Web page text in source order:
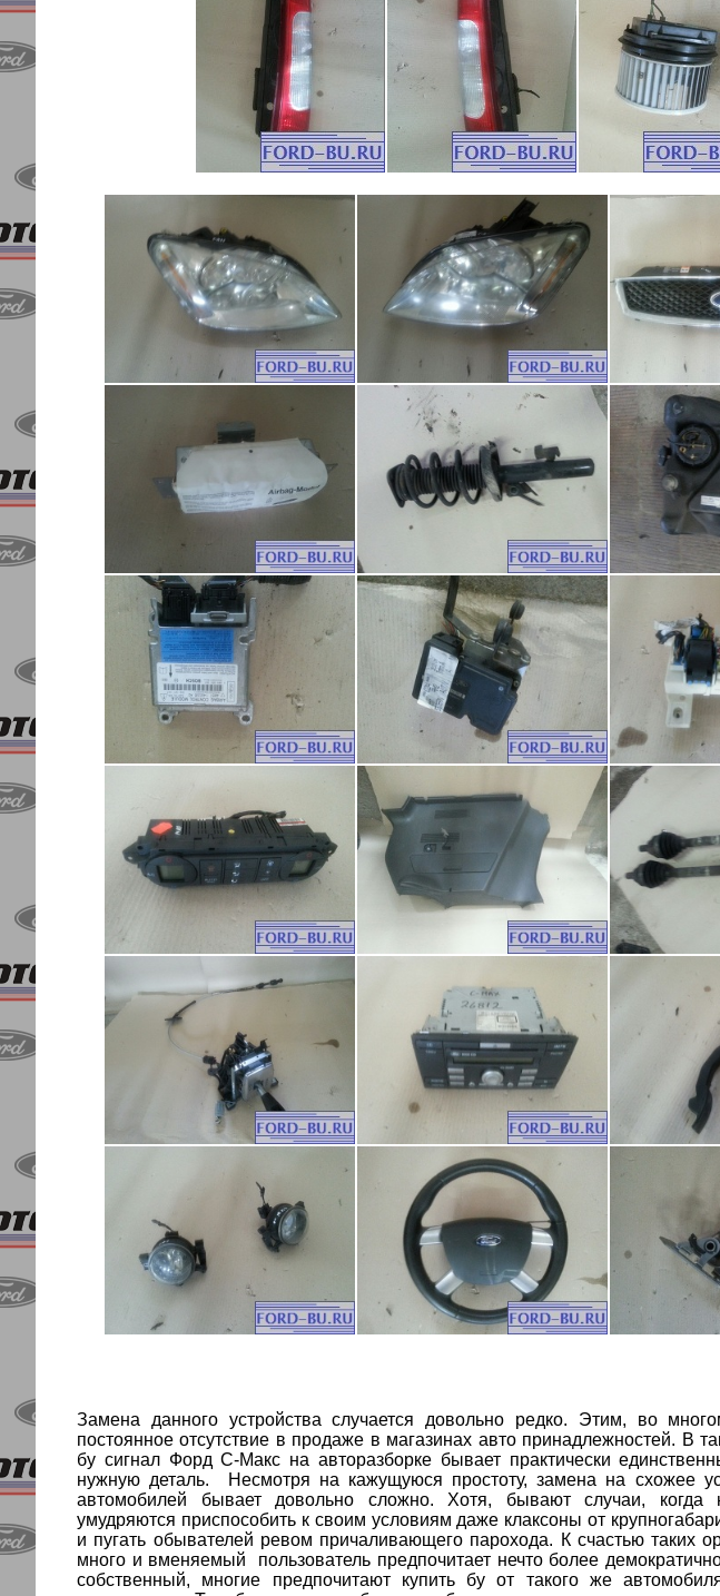
Замена данного устройства случается довольно редко. Этим, во
постоянное отсутствие в продаже в магазинах авто принадлежностей. В
бу сигнал ФордС-Макс на авторазборке бывает практически
нужную деталь.
Несмотря на кажущуюся простоту, замена на схожее
автомобилей бывает довольно сложно. Хотя, бывают случаи, когда
умудряются приспособить к своим условиям даже клаксоны от
и пугать обывателей ревом причаливающего парохода. К счастью таких
много и вменяемый
пользователь предпочитает нечто более
собственный, многие предпочитают купить бу от такого же